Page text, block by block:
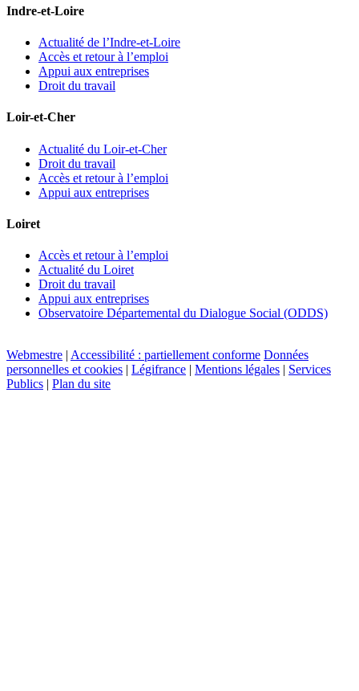
Indre-et-Loire
Actualité de l’Indre-et-Loire
Accès et retour à l’emploi
Appui aux entreprises
Droit du travail
Loir-et-Cher
Actualité du Loir-et-Cher
Droit du travail
Accès et retour à l’emploi
Appui aux entreprises
Loiret
Accès et retour à l’emploi
Actualité du Loiret
Droit du travail
Appui aux entreprises
Observatoire Départemental du Dialogue Social (ODDS)
Webmestre | Accessibilité : partiellement conforme Données
personnelles et cookies | Légifrance | Mentions légales | Services
Publics | Plan du site